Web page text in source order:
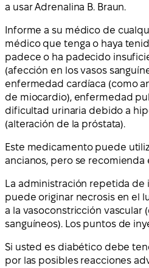
a usar Adrenalina B. Braun.
Informe a su médico de
médico que tenga o haya
padece o ha padecido
(afección en los vasos
enfermedad cardíaca (como
de miocardio), enfermedad
dificultad urinaria debido a
(alteración de la próstata).
Este medicamento puede
ancianos, pero se recomienda
La administración repetida de
puede originar necrosis en el
a la vasoconstricción vascular
sanguíneos). Los puntos de
Si usted es diabético debe
por las posibles reacciones